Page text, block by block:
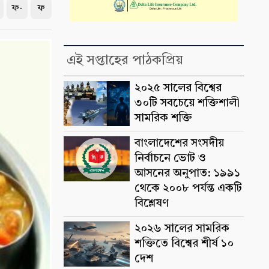
ফ- ফ
এই সপ্তাহের পাঠকপ্রিয়
২০২৫ সালের বিশ্বের
৩০টি সবচেয়ে শক্তিশালী
সামরিক শক্তি
বাংলাদেশের সংসদীয়
নির্বাচনে ভোট ও
আসনের অনুপাত: ১৯৯১
থেকে ২০০৮ পর্যন্ত একটি
বিশ্লেষণ
২০২৬ সালের সামরিক
শক্তিতে বিশ্বের শীর্ষ ১০
দেশ